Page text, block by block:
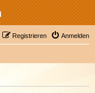
Anmelden
Registrieren